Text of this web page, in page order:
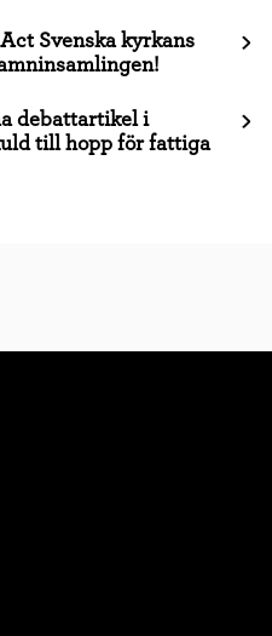
Svenska kyrkans
debattartikel i
till hopp för fattiga